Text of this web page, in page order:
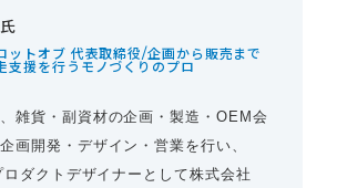
ットオブ 代表取締役/企画から販売まで
支援を行うモノづくりのプロ
雑貨・副資材の企画・製造・OEM会
画開発・デザイン・営業を行い、
ダクトデザイナーとして株式会社